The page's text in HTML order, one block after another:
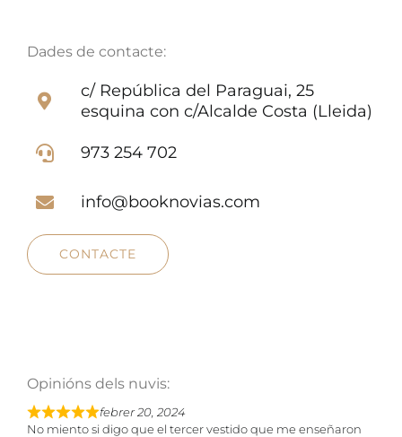
Dades de contacte:
c/ República del Paraguai, 25
esquina con c/Alcalde Costa (Lleida)
973 254 702
info@booknovias.com
CONTACTE
Opinións dels nuvis:
R
febrer 20, 2024
No miento si digo que el tercer vestido que me enseñaron